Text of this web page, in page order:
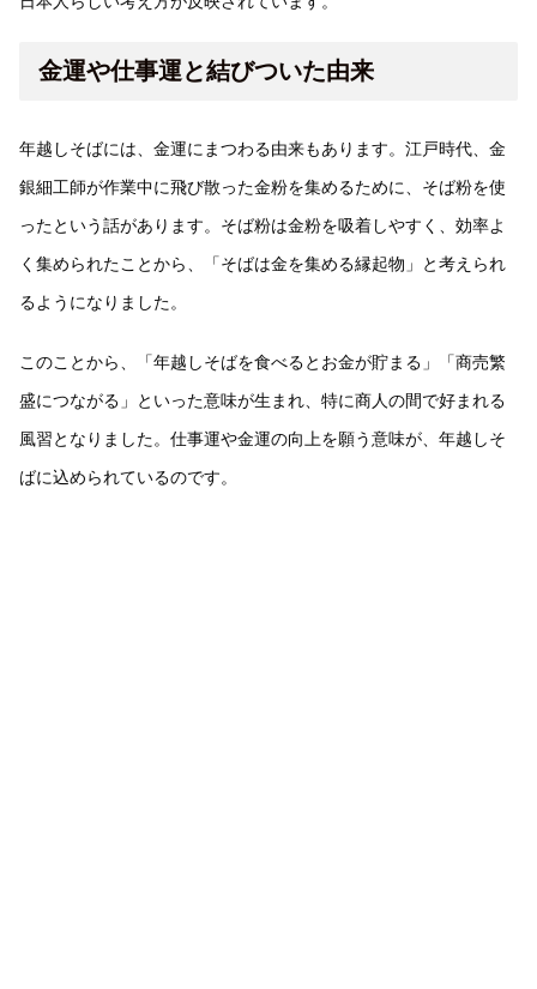
金運や仕事運と結びついた由来
年越しそばには、金運にまつわる由来もあります。江戸時代、金
銀細工師が作業中に飛び散った金粉を集めるために、そば粉を使
ったという話があります。そば粉は金粉を吸着しやすく、効率よ
く集められたことから、「そばは金を集める縁起物」と考えられ
るようになりました。
このことから、「年越しそばを食べるとお金が貯まる」「商売繁
盛につながる」といった意味が生まれ、特に商人の間で好まれる
風習となりました。仕事運や金運の向上を願う意味が、年越しそ
ばに込められているのです。